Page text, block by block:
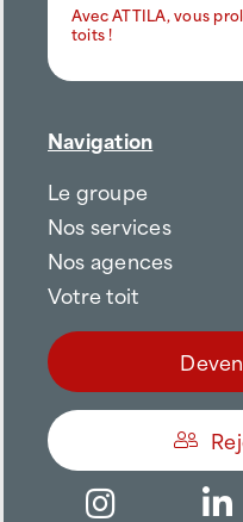
Avec ATTILA, vous
toits !
Navigation
Le groupe
Nos services
Nos agences
Votre toit